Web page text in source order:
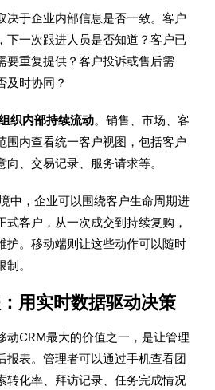
决于企业内部信息是否一致。客户
下一次跟进人员是否知道？客户已
要重复提供？客户投诉或售后需
及时协同？
织内部持续流动。销售、市场、客
围内查看统一客户视图，包括客户
、交易记录、服务请求等。
中，企业可以围绕客户生命周期进
式客户，从一次成交到持续复购，
护。移动端则让这些动作可以随时
。
用实时数据驱动决策
动CRM最大的价值之一，是让管理
报表。管理者可以通过手机查看团
转化率、拜访记录、任务完成情况